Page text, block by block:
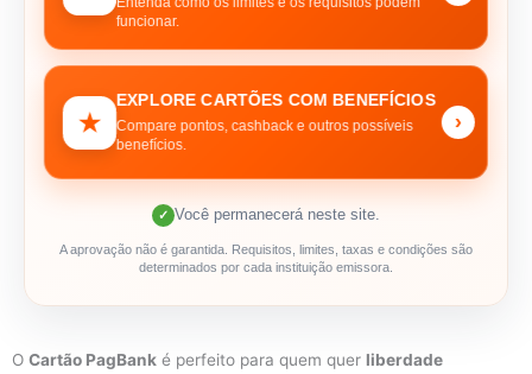
funcionar.
★
EXPLORE CARTÕES COM BENEFÍCIOS
Compare pontos, cashback e outros possíveis
benefícios.
›
✓ Você permanecerá neste site.
A aprovação não é garantida. Requisitos, limites, taxas e condições são
determinados por cada instituição emissora.
O Cartão PagBank é perfeito para quem quer liberdade